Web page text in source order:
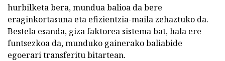
hurbilketa bera, mundua balioa da bere
eraginkortasuna eta efizientzia-maila zehaztuko da.
Bestela esanda, giza faktorea sistema bat, hala ere
funtsezkoa da, munduko gainerako baliabide
egoerari transferitu bitartean.